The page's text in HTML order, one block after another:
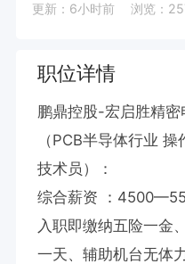
更新：6小时前 浏览：
职位详情
鹏鼎控股-宏启胜精密
（PCB半导体行业
技术员）：
综合薪资 ：
入职即缴纳五险一金
一天、辅助机台无体